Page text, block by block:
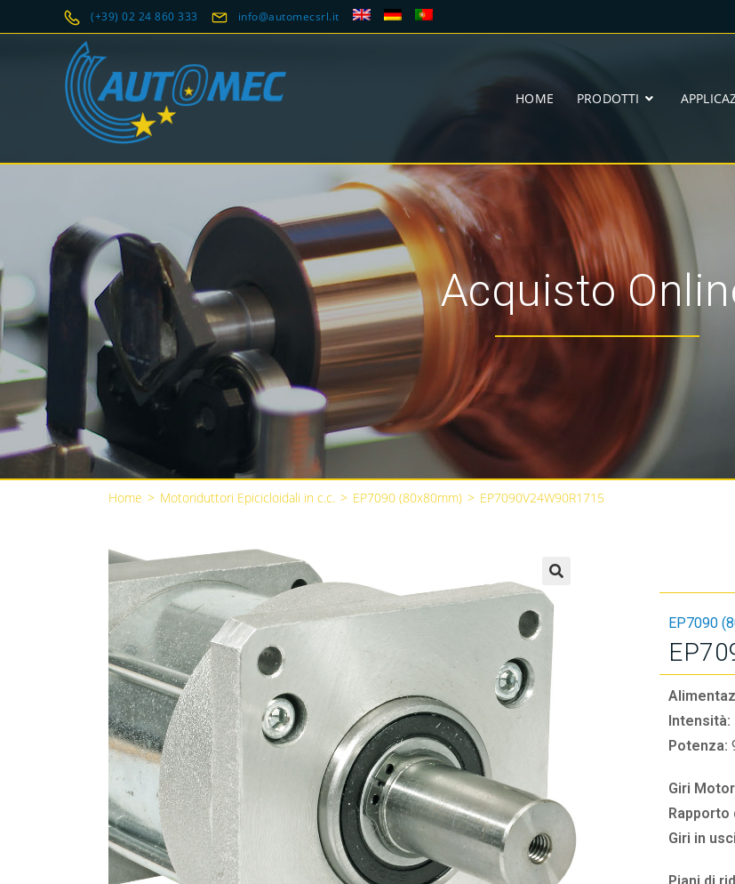
(+39) 02 24 860 333 info@automecsrl.it
HOME PRODOTTI
Acquisto
Home > Motoriduttori Epicicloidali in c.c. > EP7090 (80x80mm) > EP7090V24W90R1715
🔍
EP7090
Intensità:
Potenza:
Giri
Rapporto
Giri in